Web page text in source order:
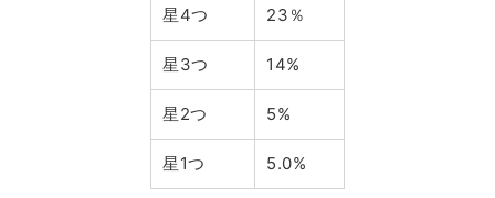
星4つ 23％
星3つ 14%
星2つ 5%
星1つ 5.0%